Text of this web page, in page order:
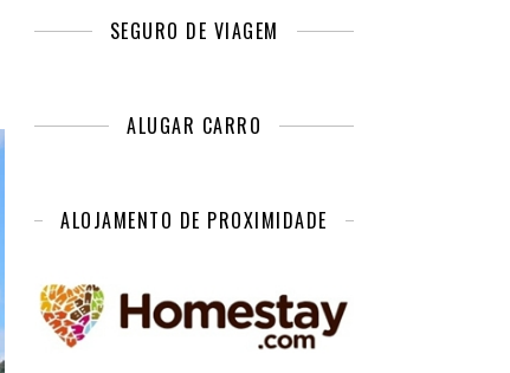
SEGURO DE VIAGEM
ALUGAR CARRO
ALOJAMENTO DE PROXIMIDADE